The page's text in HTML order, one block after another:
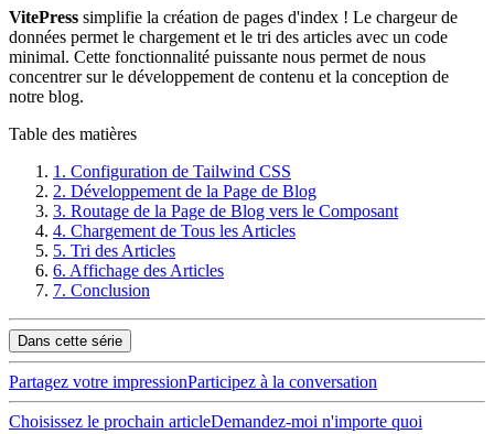
VitePress simplifie la création de pages d'index ! Le chargeur de
données permet le chargement et le tri des articles avec un code
minimal. Cette fonctionnalité puissante nous permet de nous
concentrer sur le développement de contenu et la conception de
notre blog.
Table des matières
1. Configuration de Tailwind CSS
2. Développement de la Page de Blog
3. Routage de la Page de Blog vers le Composant
4. Chargement de Tous les Articles
5. Tri des Articles
6. Affichage des Articles
7. Conclusion
Dans cette série
Partagez votre impressionParticipez à la conversation
Choisissez le prochain articleDemandez-moi n'importe quoi